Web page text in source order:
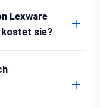
Lexware
kostet sie?